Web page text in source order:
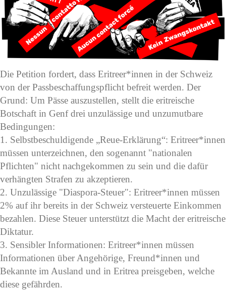
Die Petition fordert, dass Eritreer*innen in der Schweiz
von der Passbeschaffungspflicht befreit werden. Der
Grund: Um Pässe auszustellen, stellt die eritreische
Botschaft in Genf drei unzulässige und unzumutbare
Bedingungen:
1. Selbstbeschuldigende „Reue-Erklärung“: Eritreer*innen
müssen unterzeichnen, den sogenannt "nationalen
Pflichten" nicht nachgekommen zu sein und die dafür
verhängten Strafen zu akzeptieren.
2. Unzulässige "Diaspora-Steuer": Eritreer*innen müssen
2% auf ihr bereits in der Schweiz versteuerte Einkommen
bezahlen. Diese Steuer unterstützt die Macht der eritreische
Diktatur.
3. Sensibler Informationen: Eritreer*innen müssen
Informationen über Angehörige, Freund*innen und
Bekannte im Ausland und in Eritrea preisgeben, welche
diese gefährden.